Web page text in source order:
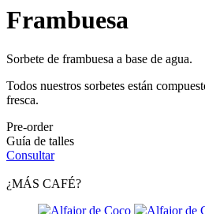
Frambuesa
Sorbete de frambuesa a base de agua.
Todos nuestros sorbetes están
fresca.
Pre-order
Guía de talles
Consultar
¿MÁS CAFÉ?